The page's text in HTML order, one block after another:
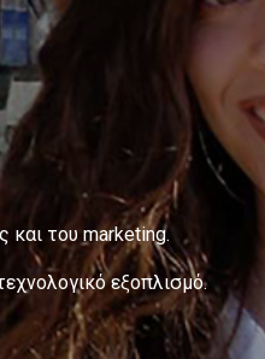
και του marketing.
εξοπλισμό.